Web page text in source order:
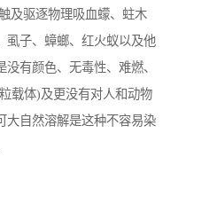
及驱逐物理吸血蠓、蛀木
虱子、蟑螂、红火蚁以及他
有颜色、无毒性、难燃、
载体)及更没有对人和动物
大自然溶解是这种不容易染